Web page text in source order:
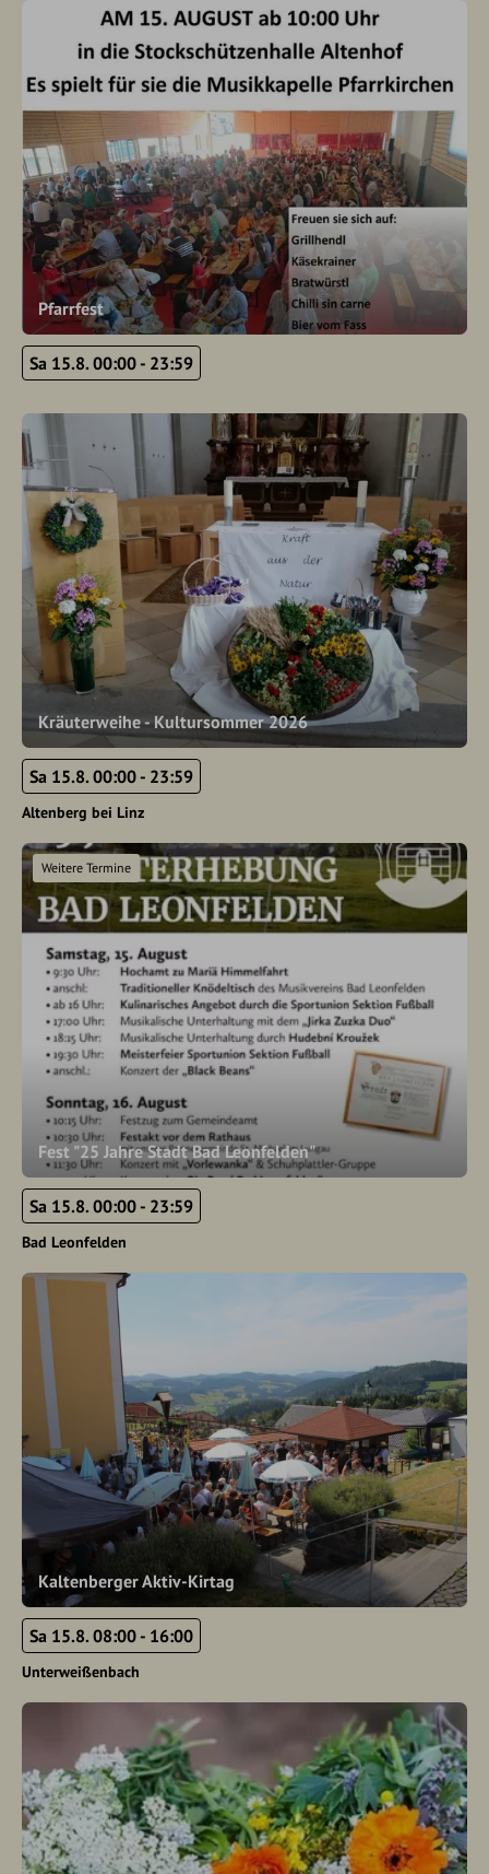
Pfarrfest
Sa 15.8. 00:00 - 23:59
Kräuterweihe - Kultursommer 2026
Sa 15.8. 00:00 - 23:59
Altenberg bei Linz
Fest "25 Jahre Stadt Bad Leonfelden"
Weitere Termine
Sa 15.8. 00:00 - 23:59
Bad Leonfelden
Kaltenberger Aktiv-Kirtag
Sa 15.8. 08:00 - 16:00
Unterweißenbach